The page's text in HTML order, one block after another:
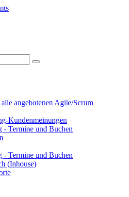
angebotenen Agile/Scrum
Kundenmeinungen
- Termine und Buchen
- Termine und Buchen
(Inhouse)